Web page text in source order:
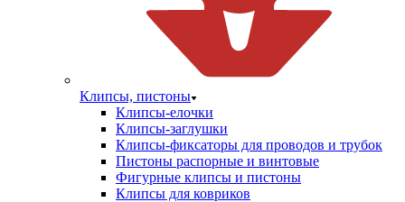
Клипсы, пистоны
Клипсы-елочки
Клипсы-заглушки
Клипсы-фиксаторы для проводов и трубок
Пистоны распорные и винтовые
Фигурные клипсы и пистоны
Клипсы для ковриков